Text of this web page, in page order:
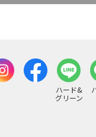
ハード&
グリーン